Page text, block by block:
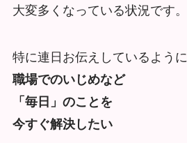
大変多くなっている状況です。
特に連日お伝えしているように
職場でのいじめなど
「毎日」のことを
今すぐ解決したい